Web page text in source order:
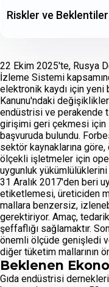
22 Ekim 2025'te, Rusya
İzleme Sistemi
elektronik kaydı için yeni
Kanunu'ndaki
endüstrisi ve perakende
girişimi geri çekmesi için
başvuruda bulundu.
sektör kaynaklarına
ölçekli işletmeler için
uygunluk yükümlülüklerini
31 Aralık 2017'den beri
etiketlemesi, üreticiden
mallara benzersiz,
gerektiriyor. Amaç,
şeffaflığı sağlamaktır.
önemli ölçüde genişledi
diğer tüketim mallarının
Beklenen
Gıda endüstrisi
Riskler ve Beklentiler